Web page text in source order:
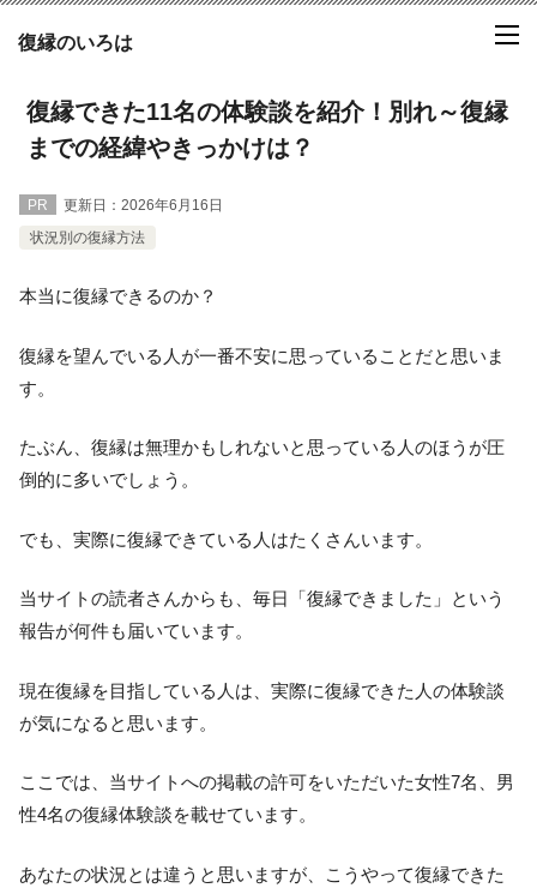
復縁のいろは
復縁できた11名の体験談を紹介！別れ～復縁
までの経緯やきっかけは？
PR 更新日： 2026年6月16日
状況別の復縁方法
本当に復縁できるのか？
復縁を望んでいる人が一番不安に思っていることだと思いま
す。
たぶん、復縁は無理かもしれないと思っている人のほうが圧
倒的に多いでしょう。
でも、実際に復縁できている人はたくさんいます。
当サイトの読者さんからも、毎日「復縁できました」という
報告が何件も届いています。
現在復縁を目指している人は、実際に復縁できた人の体験談
が気になると思います。
ここでは、当サイトへの掲載の許可をいただいた女性7名、男
性4名の復縁体験談を載せています。
あなたの状況とは違うと思いますが、こうやって復縁できた